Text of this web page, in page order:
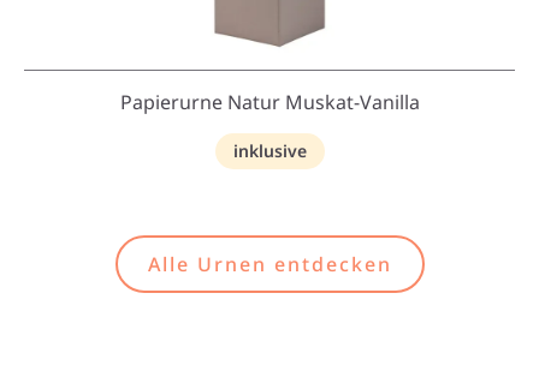
Papierurne Natur Muskat-Vanilla
inklusive
Alle Urnen entdecken